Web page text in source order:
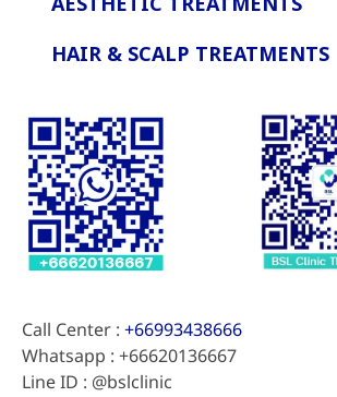
HAIR & SCALP TREATMENTS
Call Center : +66993438666
Whatsapp : +66620136667
Line ID : @bslclinic